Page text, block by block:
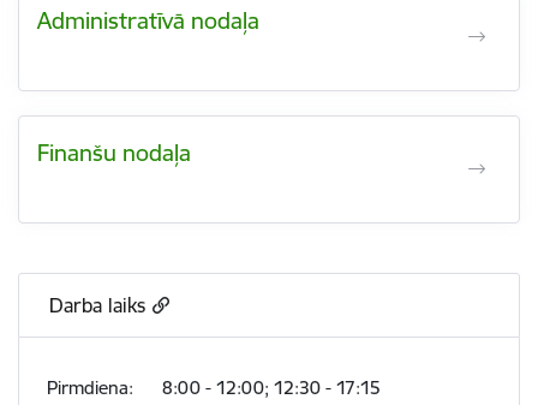
Administratīvā nodaļa
Finanšu nodaļa
Darba laiks
Pirmdiena: 8:00 - 12:00; 12:30 - 17:15